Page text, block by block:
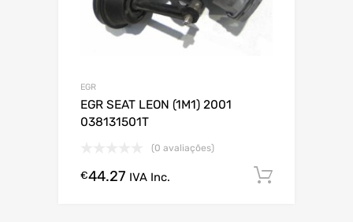
EGR
EGR SEAT LEON (1M1) 2001
038131501T
(0 avaliações)
€44.27 IVA Inc.